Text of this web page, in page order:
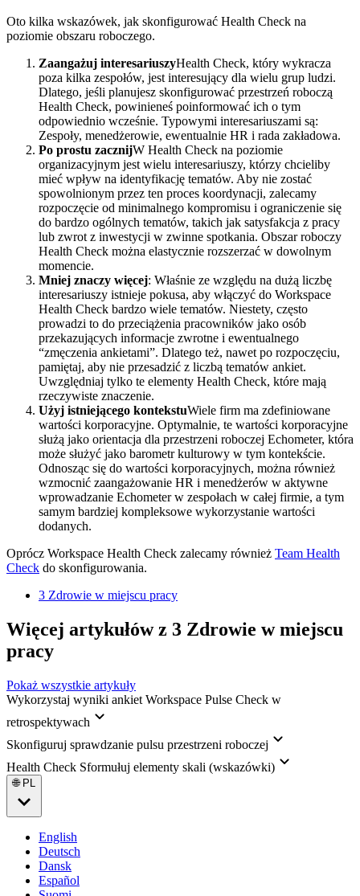
Oto kilka wskazówek, jak skonfigurować Health Check na
poziomie obszaru roboczego.
Zaangażuj interesariuszyHealth Check, który wykracza
poza kilka zespołów, jest interesujący dla wielu grup ludzi.
Dlatego, jeśli planujesz skonfigurować przestrzeń roboczą
Health Check, powinieneś poinformować ich o tym
odpowiednio wcześnie. Typowymi interesariuszami są:
Zespoły, menedżerowie, ewentualnie HR i rada zakładowa.
Po prostu zacznijW Health Check na poziomie
organizacyjnym jest wielu interesariuszy, którzy chcieliby
mieć wpływ na identyfikację tematów. Aby nie zostać
spowolnionym przez ten proces koordynacji, zalecamy
rozpoczęcie od minimalnego kompromisu i ograniczenie się
do bardzo ogólnych tematów, takich jak satysfakcja z pracy
lub zwrot z inwestycji w zwinne spotkania. Obszar roboczy
Health Check można elastycznie rozszerzać w dowolnym
momencie.
Mniej znaczy więcej: Właśnie ze względu na dużą liczbę
interesariuszy istnieje pokusa, aby włączyć do Workspace
Health Check bardzo wiele tematów. Niestety, często
prowadzi to do przeciążenia pracowników jako osób
przekazujących informacje zwrotne i ewentualnego
“zmęczenia ankietami”. Dlatego też, nawet po rozpoczęciu,
pamiętaj, aby nie przesadzić z liczbą tematów ankiet.
Uwzględniaj tylko te elementy Health Check, które mają
rzeczywiste znaczenie.
Użyj istniejącego kontekstuWiele firm ma zdefiniowane
wartości korporacyjne. Optymalnie, te wartości korporacyjne
służą jako orientacja dla przestrzeni roboczej Echometer, która
może służyć jako barometr kulturowy w tym kontekście.
Odnosząc się do wartości korporacyjnych, można również
wzmocnić zaangażowanie HR i menedżerów w aktywne
wprowadzanie Echometer w zespołach w całej firmie, a tym
samym bardziej kompleksowe wykorzystanie wartości
dodanych.
Oprócz Workspace Health Check zalecamy również Team Health
Check do skonfigurowania.
3 Zdrowie w miejscu pracy
Więcej artykułów z 3 Zdrowie w miejscu
pracy
Pokaż wszystkie artykuły
Wykorzystaj wyniki ankiet Workspace Pulse Check w
retrospektywach
Skonfiguruj sprawdzanie pulsu przestrzeni roboczej
Health Check Sformułuj elementy skali (wskazówki)
🌐 PL
English
Deutsch
Dansk
Español